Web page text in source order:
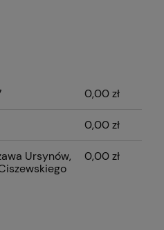
kosztów
0,00 zł
0,00 zł
Ursynów,
0,00 zł